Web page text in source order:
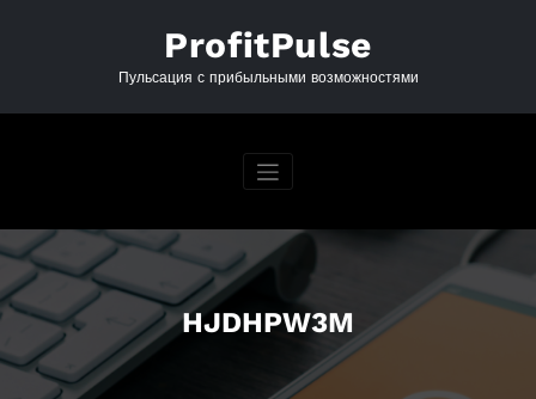
ProfitPulse
Пульсация с прибыльными возможностями
HJDHPW3M